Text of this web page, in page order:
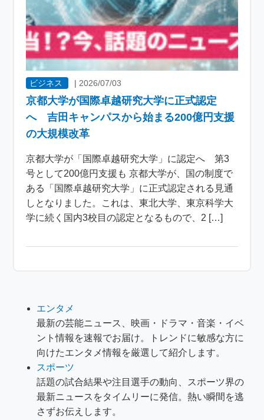
ビジネス | 2026/07/03
京都大学が国際卓越研究大学に正式認定
へ 吉田キャンパスから始まる200億円支援
の大規模改革
京都大学が「国際卓越研究大学」に認定へ 第3
号として200億円支援も 京都大学が、国の制度で
ある「国際卓越研究大学」に正式認定される見通
しとなりました。これは、東北大学、東京科学大
学に続く国内3校目の認定となるもので、2 […]
エンタメ
最新の芸能ニュース、映画・ドラマ・音楽・イベ
ント情報を速報でお届け。トレンドに敏感な方に
向けたエンタメ情報を厳選して紹介します。
スポーツ
話題の試合結果や注目選手の動向、スポーツ界の
最新ニュースをタイムリーに発信。熱い瞬間を逃
さずお伝えします。